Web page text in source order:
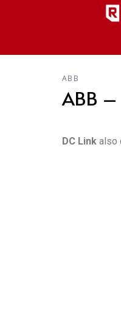
ABB
ABB –
DC Link also